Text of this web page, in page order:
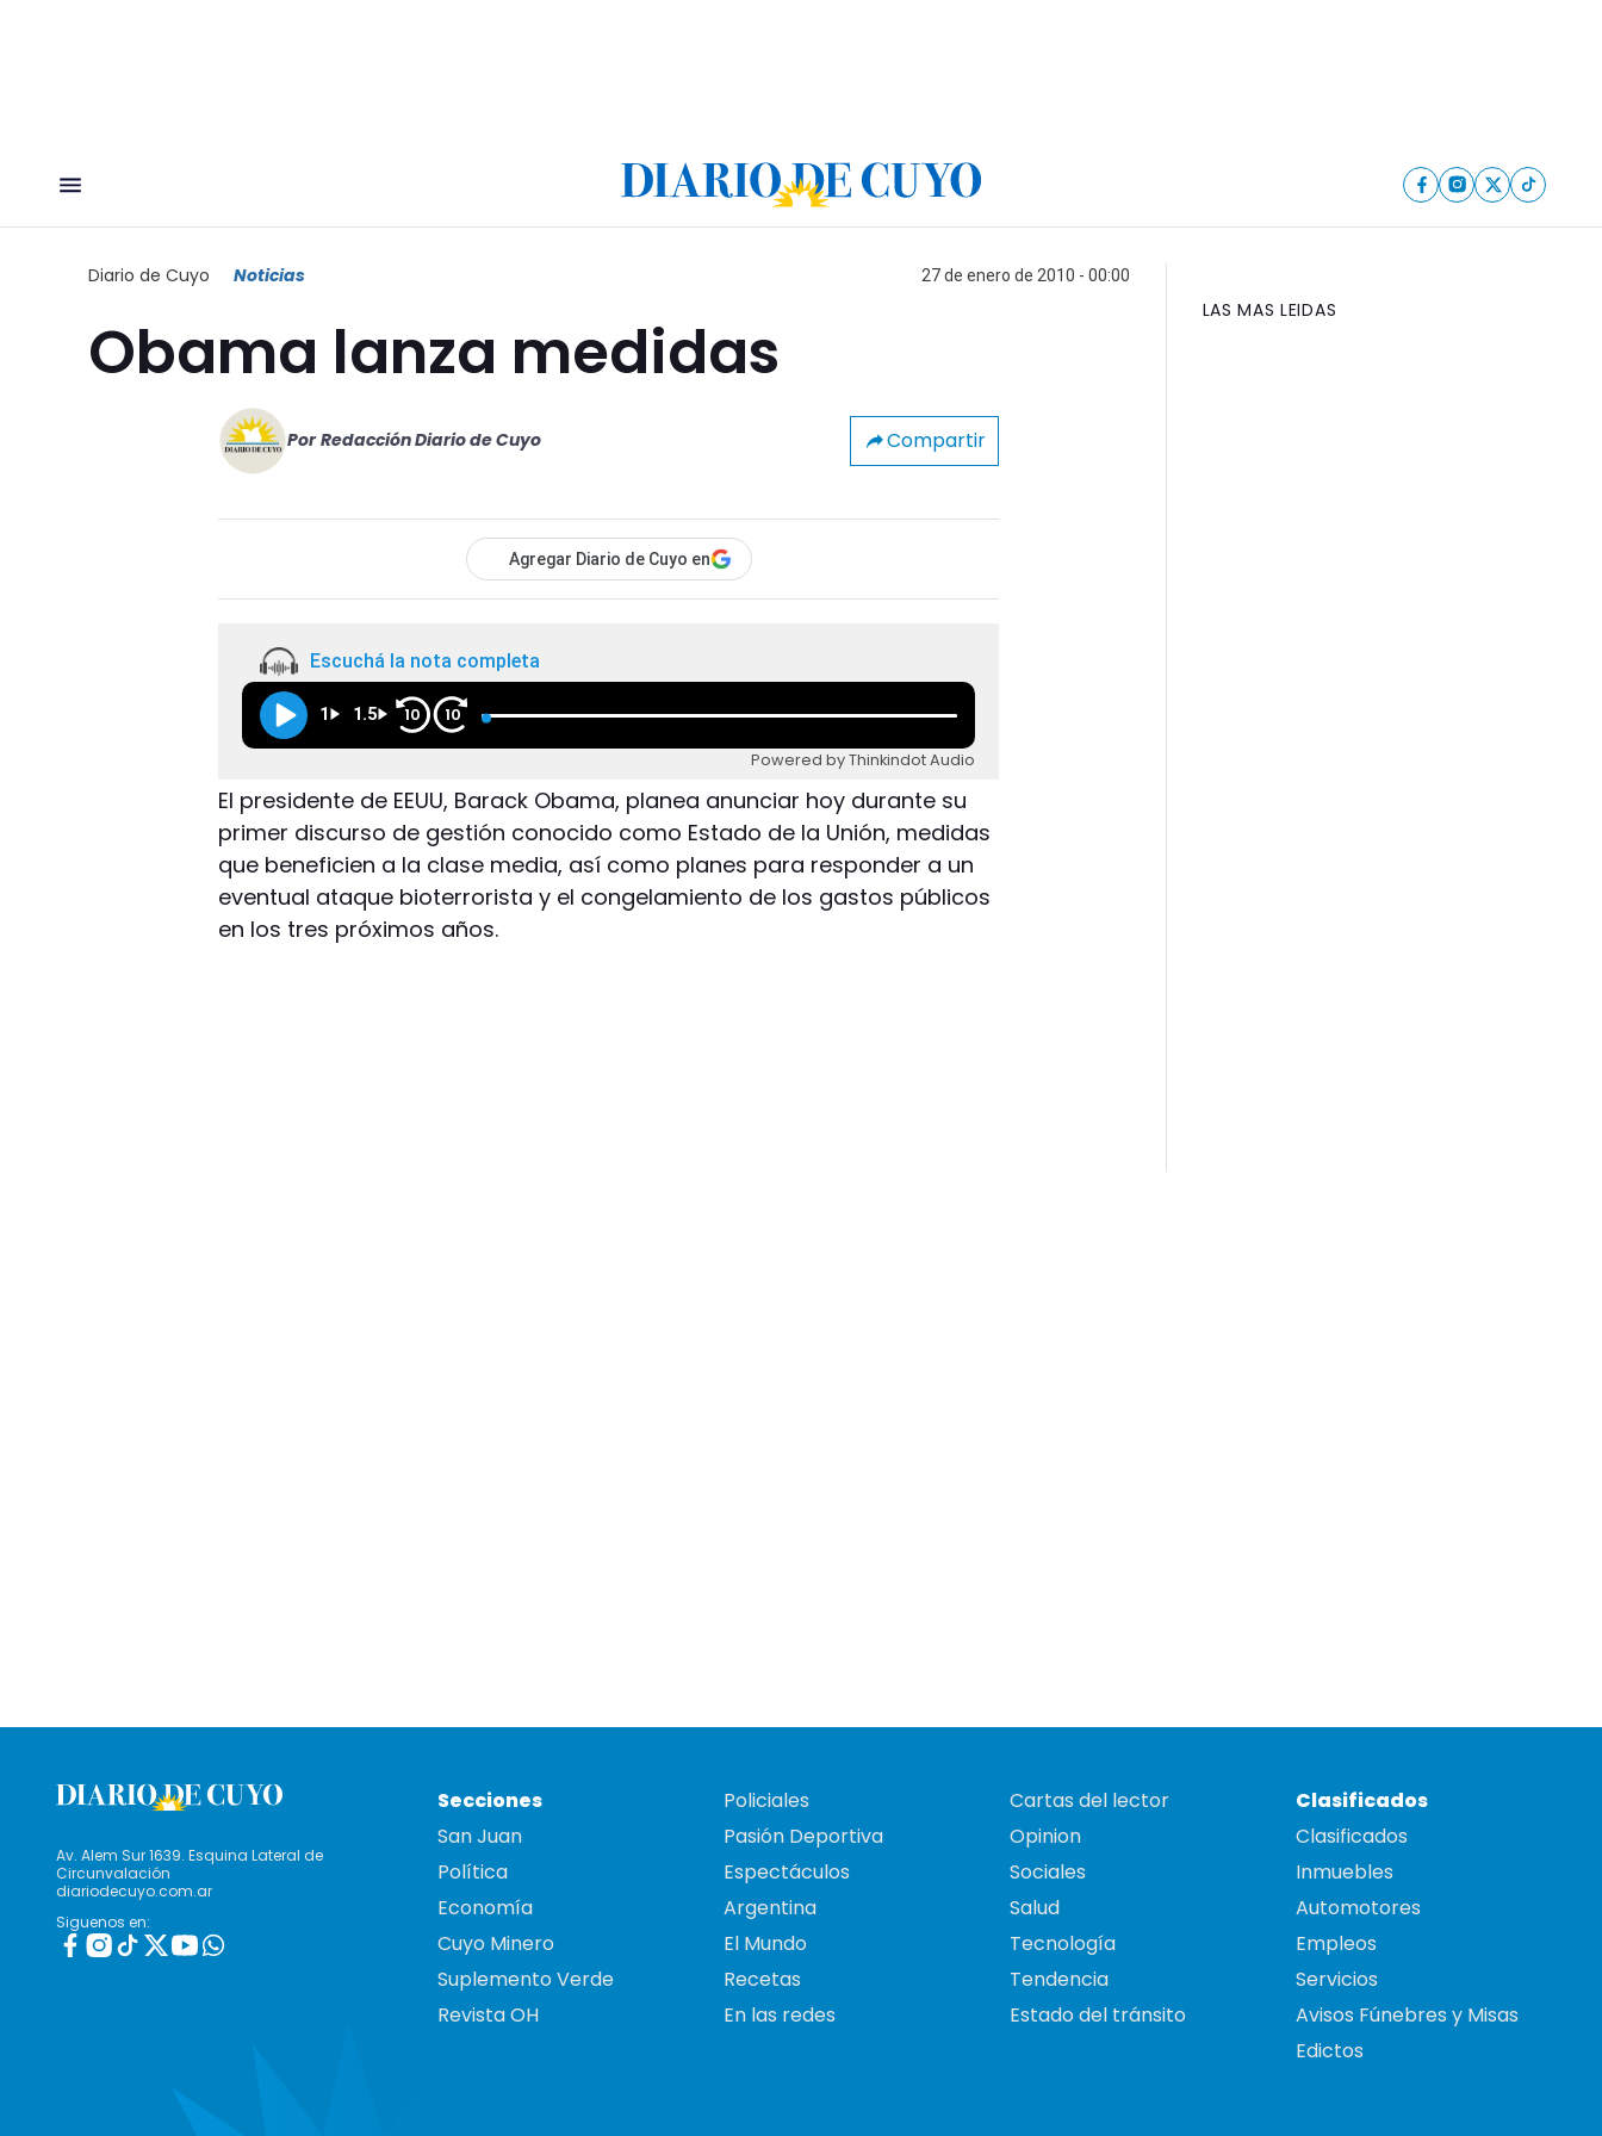
Diario de Cuyo Noticias 27 de enero de 2010 - 00:00
Obama lanza medidas
Por Redacción Diario de Cuyo Compartir
Agregar Diario de Cuyo en
Escuchá la nota completa
1 1.5 10 10
Powered by Thinkindot Audio
El presidente de EEUU, Barack Obama, planea anunciar hoy durante su
primer discurso de gestión conocido como Estado de la Unión, medidas
que beneficien a la clase media, así como planes para responder a un
eventual ataque bioterrorista y el congelamiento de los gastos públicos
en los tres próximos años.
LAS MAS LEIDAS
Av. Alem Sur 1639. Esquina Lateral de
Circunvalación
diariodecuyo.com.ar
Siguenos en:
Secciones
San Juan
Política
Economía
Cuyo Minero
Suplemento Verde
Revista OH
Policiales
Pasión Deportiva
Espectáculos
Argentina
El Mundo
Recetas
En las redes
Cartas del lector
Opinion
Sociales
Salud
Tecnología
Tendencia
Estado del tránsito
Clasificados
Clasificados
Inmuebles
Automotores
Empleos
Servicios
Avisos Fúnebres y Misas
Edictos